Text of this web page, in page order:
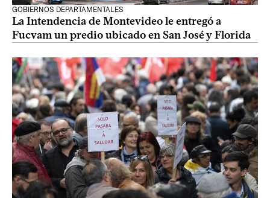
GOBIERNOS DEPARTAMENTALES
La Intendencia de Montevideo le entregó a
Fucvam un predio ubicado en San José y Florida